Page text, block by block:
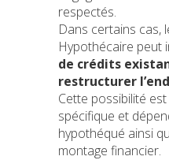
respectés.
Dans certains cas,
Hypothécaire peut
de crédits
restructurer
Cette possibilité
spécifique et
hypothéqué ainsi
montage financier.